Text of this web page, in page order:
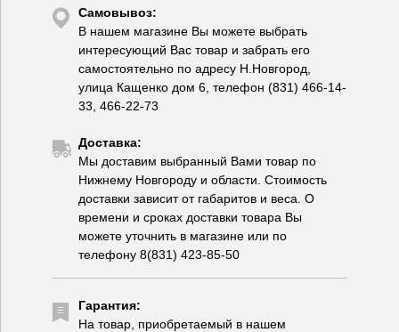
Самовывоз:
В нашем магазине Вы можете выбрать
интересующий Вас товар и забрать его
самостоятельно по адресу Н.Новгород,
улица Кащенко дом 6, телефон (831) 466-14-
33, 466-22-73
Доставка:
Мы доставим выбранный Вами товар по
Нижнему Новгороду и области. Стоимость
доставки зависит от габаритов и веса. О
времени и сроках доставки товара Вы
можете уточнить в магазине или по
телефону 8(831) 423-85-50
Гарантия:
На товар, приобретаемый в нашем